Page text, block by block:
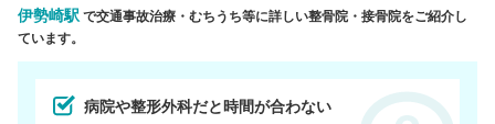
伊勢崎駅 で交通事故治療・むちうち等に詳しい整骨院・接骨院をご紹介し
ています。
病院や整形外科だと時間が合わない